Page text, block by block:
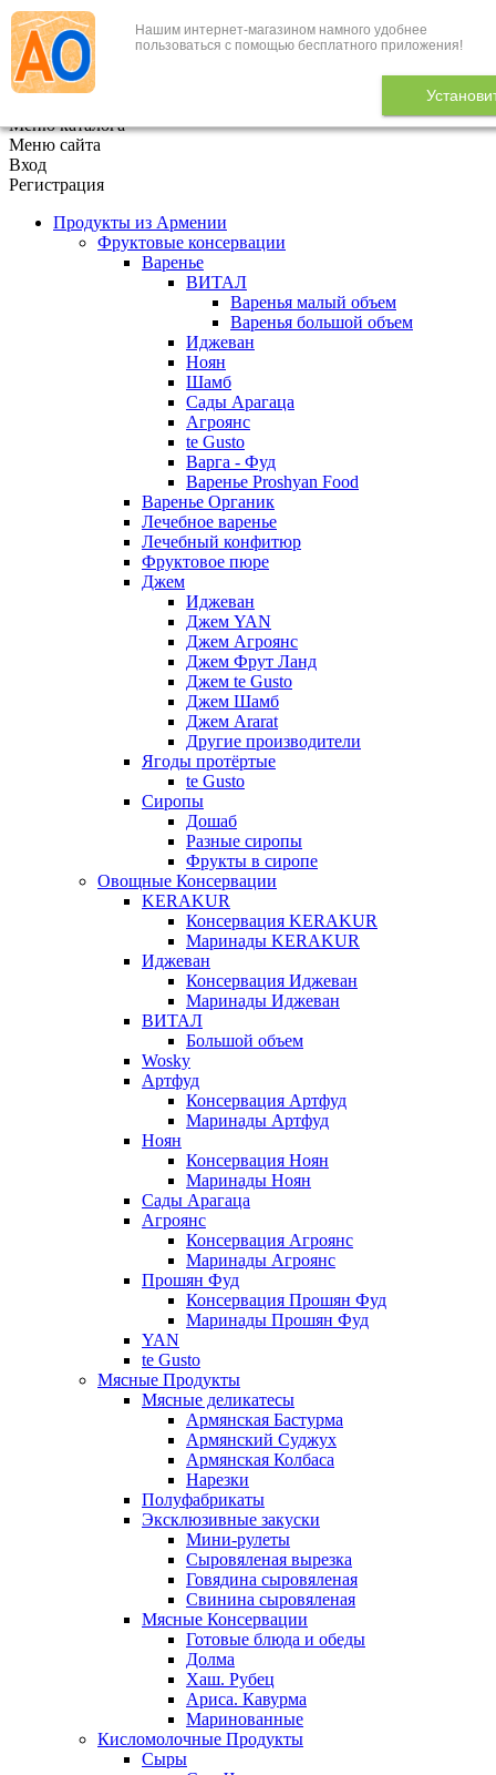
Нашим интернет-магазином намного удобнее
пользоваться с помощью бесплатного приложения!
+7 (495) 646-888-1
В корзине 0
Меню каталога
Меню сайта
Вход
Регистрация
Продукты из Армении
Фруктовые консервации
Варенье
ВИТАЛ
Варенья малый объем
Варенья большой объем
Иджеван
Ноян
Шамб
Сады Арагаца
Агроянс
te Gusto
Варга - Фуд
Варенье Proshyan Food
Варенье Органик
Лечебное варенье
Лечебный конфитюр
Фруктовое пюре
Джем
Иджеван
Джем YAN
Джем Агроянс
Джем Фрут Ланд
Джем te Gusto
Джем Шамб
Джем Ararat
Другие производители
Ягоды протёртые
te Gusto
Сиропы
Дошаб
Разные сиропы
Фрукты в сиропе
Овощные Консервации
KERAKUR
Консервация KERAKUR
Маринады KERAKUR
Иджеван
Консервация Иджеван
Маринады Иджеван
ВИТАЛ
Большой объем
Wosky
Артфуд
Консервация Артфуд
Маринады Артфуд
Ноян
Консервация Ноян
Маринады Ноян
Сады Арагаца
Агроянс
Консервация Агроянс
Маринады Агроянс
Прошян Фуд
Консервация Прошян Фуд
Маринады Прошян Фуд
YAN
te Gusto
Мясные Продукты
Мясные деликатесы
Армянская Бастурма
Армянский Суджух
Армянская Колбаса
Нарезки
Полуфабрикаты
Эксклюзивные закуски
Мини-рулеты
Сыровяленая вырезка
Говядина сыровяленая
Свинина сыровяленая
Мясные Консервации
Готовые блюда и обеды
Долма
Хаш. Рубец
Ариса. Кавурма
Маринованные
Кисломолочные Продукты
Сыры